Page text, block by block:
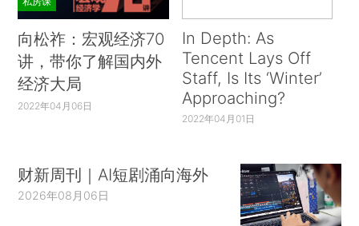
向松祚：宏观经济70
讲，带你了解国内外
经济大局
2022年04月06日
In Depth: As
Tencent Lays Off
Staff, Is Its ‘Winter’
Approaching?
2022年04月01日
财新周刊｜AI短剧涌向海外
2026年08月06日